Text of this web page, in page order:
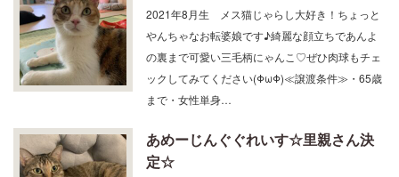
2021年8月生 メス猫じゃらし大好き！ちょっと
やんちゃなお転婆娘です♪綺麗な顔立ちであんよ
の裏まで可愛い三毛柄にゃんこ♡ぜひ肉球もチェ
ックしてみてください(ΦωΦ)≪譲渡条件≫・65歳
まで・女性単身…
あめーじんぐぐれいす☆里親さん決
定☆